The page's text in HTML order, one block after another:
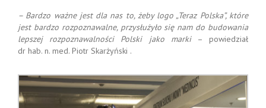
– Bardzo ważne jest dla nas to, żeby logo „Teraz Polska”, które
jest bardzo rozpoznawalne, przysłużyło się nam do budowania
lepszej rozpoznawalności Polski jako marki– powiedział
dr hab. n. med. Piotr Skarżyński .